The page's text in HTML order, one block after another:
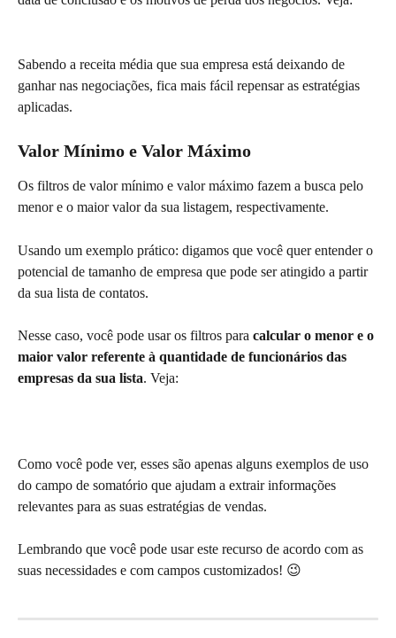
Sabendo a receita média que sua empresa está deixando de
ganhar nas negociações, fica mais fácil repensar as estratégias
aplicadas.
Valor Mínimo e Valor Máximo
Os filtros de valor mínimo e valor máximo fazem a busca pelo
menor e o maior valor da sua listagem, respectivamente.
Usando um exemplo prático: digamos que você quer entender o
potencial de tamanho de empresa que pode ser atingido a partir
da sua lista de contatos.
Nesse caso, você pode usar os filtros para calcular o menor e o
maior valor referente à quantidade de funcionários das
empresas da sua lista. Veja:
Como você pode ver, esses são apenas alguns exemplos de uso
do campo de somatório que ajudam a extrair informações
relevantes para as suas estratégias de vendas.
Lembrando que você pode usar este recurso de acordo com as
suas necessidades e com campos customizados! 😉